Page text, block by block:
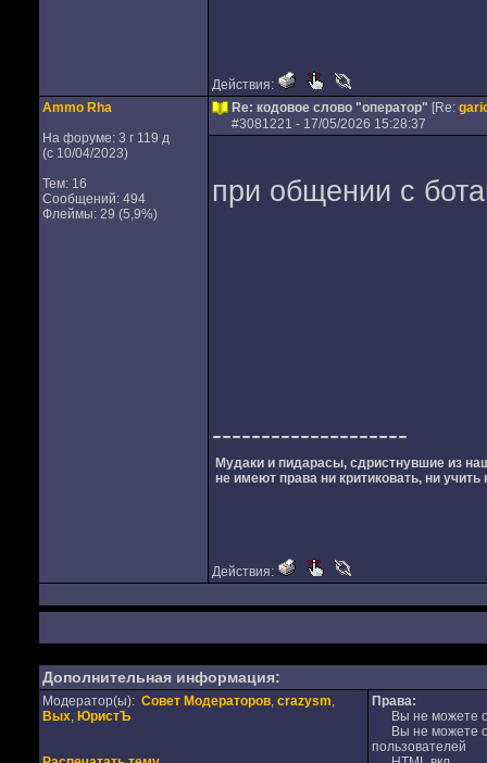
Действия:
Ammo Rha
На форуме: 3 г 119 д
(с 10/04/2023)
Тем: 16
Сообщений: 494
Флеймы: 29 (5,9%)
Re: кодовое слово "оператор" [Re:
#3081221 - 17/05/2026 15:28:37
при общении с
--------------------
Мудаки и пидарасы, сдристнувшие из
не имеют права ни критиковать, ни учить
Действия:
Дополнительная информация:
Модератор(ы): Совет Модераторов, crazysm,
Вых, ЮристЪ
Права:
Вы не можете
Вы не можете
пользователей